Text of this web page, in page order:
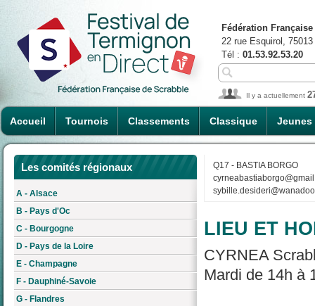
Accueil Tournois Classements Classique Jeunes
Fédération
22 rue Esquirol,
Tél : 01.53.92.53.20
Il y a actuellement
Les comités régionaux
A - Alsace
B - Pays d'Oc
C - Bourgogne
D - Pays de la Loire
E - Champagne
F - Dauphiné-Savoie
G - Flandres
Q17 - BASTIA BORGO
LIEU ET
CYRNEA
Mardi de 14h à